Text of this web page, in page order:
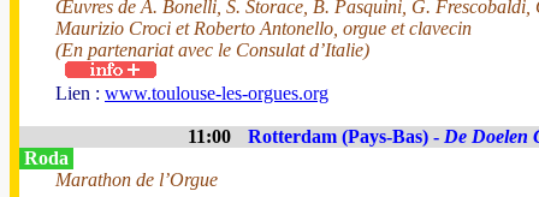
Œuvres de A. Bonelli, S. Storace, B. Pasquini, G. Frescobaldi,
Maurizio Croci et Roberto Antonello, orgue et clavecin
(En partenariat avec le Consulat d’Italie)
Lien : www.toulouse-les-orgues.org
11:00 Rotterdam (Pays-Bas) - De Doelen
Roda
Marathon de l’Orgue